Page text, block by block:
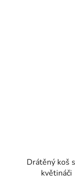
Drátěný koš
květináči